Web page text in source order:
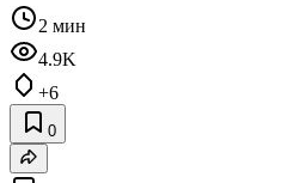
2 мин
4.9K
+6
0